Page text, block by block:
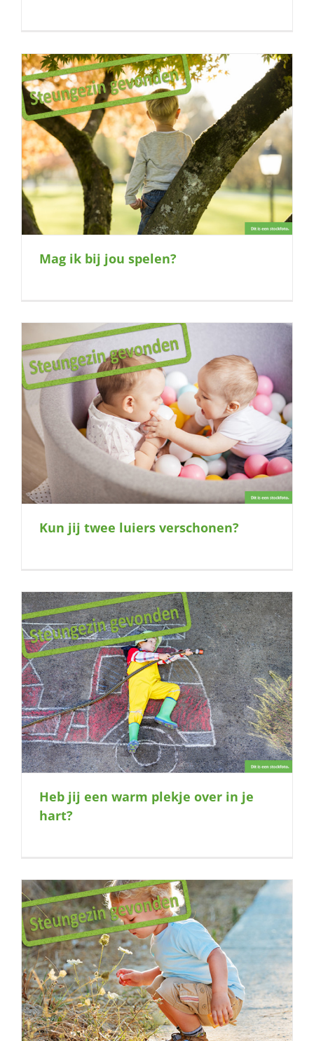
Mag ik bij jou spelen?
Kun jij twee luiers verschonen?
Heb jij een warm plekje over in je
hart?